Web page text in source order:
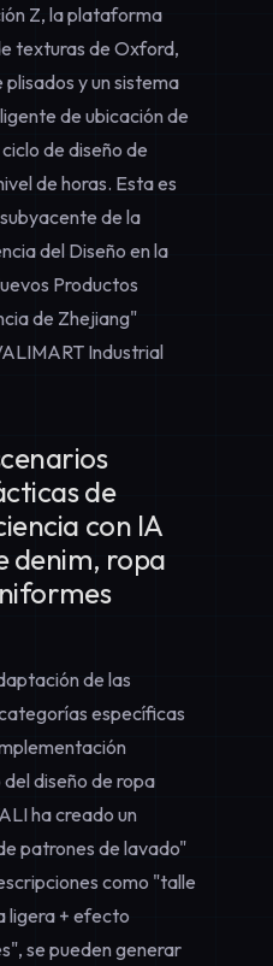
Z, la plataforma
texturas de Oxford,
y un sistema
de ubicación de
de diseño de
de horas. Esta es
de la
del Diseño en la
Productos
de Zhejiang"
Industrial
de
con IA
denim, ropa
de las
específicas
deldiseño de ropa
ha creado un
patrones de lavado"
como "talle
ligera + efecto
se pueden generar